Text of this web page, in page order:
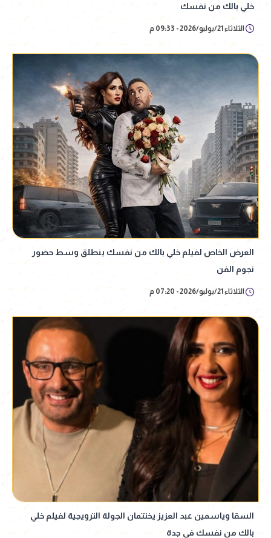
خلي بالك من نفسك
الثلاثاء 21/يوليو/2026 - 09:33 م
العرض الخاص لفيلم خلي بالك من نفسك ينطلق وسط حضور
نجوم الفن
الثلاثاء 21/يوليو/2026 - 07:20 م
السقا وياسمين عبد العزيز يختتمان الجولة الترويجية لفيلم خلي
بالك من نفسك في جدة